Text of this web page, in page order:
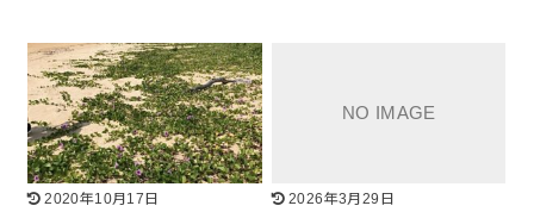
2020年10月17日
2026年3月29日